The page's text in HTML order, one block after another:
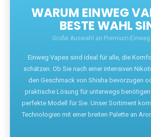
WARUM EINWEG
BESTE WAHL
Große Auswahl an Premium-Einweg
Einweg Vapes sind ideal für alle, die
schätzen. Ob Sie nach einer intensiven
den Geschmack von Shisha bevorzugen
praktische Lösung für unterwegs
perfekte Modell für Sie. Unser Sortiment
Technologien mit einer breiten Palette an